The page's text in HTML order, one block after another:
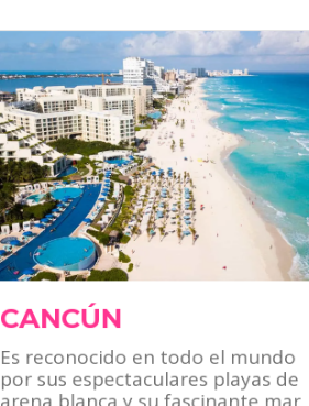
CANCÚN
Es reconocido en todo el mundo
por sus espectaculares playas de
¿QUÉ HACER?
Disfruta de sus increíbles y
diversas playas.
Conoce sus zonas
arqueológicas.
Visita sus increíbles centros
comerciales.
Atrévete a participar en sus